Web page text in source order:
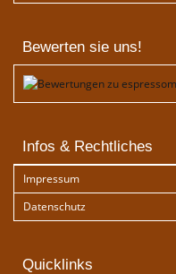
Bewerten sie uns!
Infos & Rechtliches
Impressum
Datenschutz
Quicklinks